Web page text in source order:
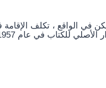
في الواقع ، تكلف